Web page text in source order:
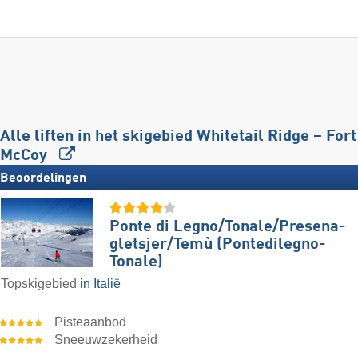
Alle liften in het skigebied Whitetail Ridge – Fort
McCoy
Beoordelingen
Ponte di Legno/​​Tonale/​​Presena-
gletsjer/​​Temù (Pontedilegno-
Tonale)
Topskigebied in Italië
Pisteaanbod
Sneeuwzekerheid